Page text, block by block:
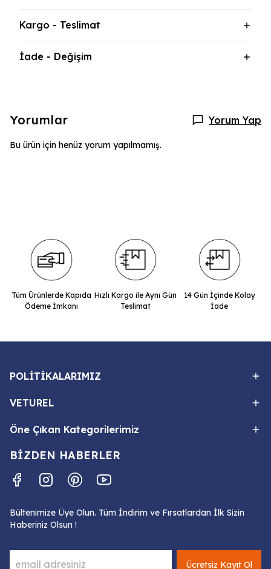
Kargo - Teslimat
İade - Değişim
Yorumlar Yorum Yap
Bu ürün için henüz yorum yapılmamış.
Tüm Ürünlerde Kapıda
Ödeme İmkanı
Hızlı Kargo ile Aynı Gün
Teslimat
14 Gün İçinde Kolay
İade
POLİTİKALARIMIZ
VETUREL
Öne Çıkan Kategorilerimiz
BİZDEN HABERLER
Bültenimize Üye Olun. Tüm İndirim ve Fırsatlardan İlk Sizin
Haberiniz Olsun !
Ücretsiz Kayıt Ol